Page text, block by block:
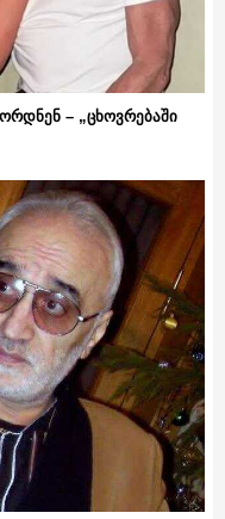
– „ცხოვრებაში